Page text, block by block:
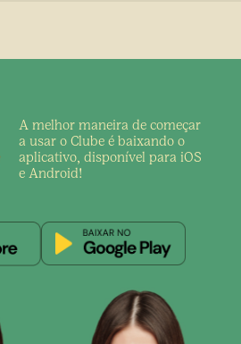
A melhor maneira de começar
a usar o Clube é baixando o
aplicativo, disponível para iOS
e Android!